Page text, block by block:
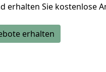
erhalten Sie kostenlose
erhalten